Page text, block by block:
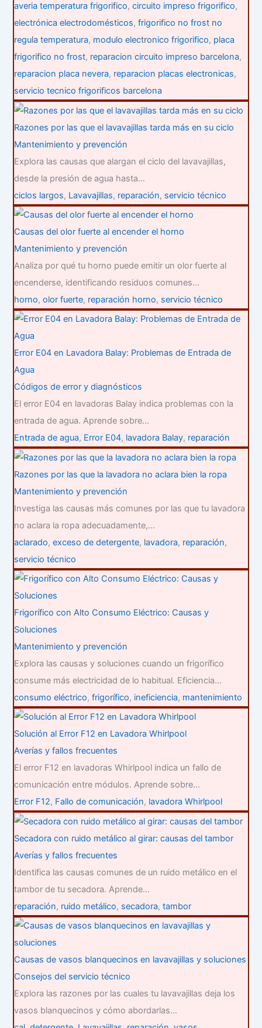
averia temperatura frigorifico,circuito impreso frigorifico,
electrónica electrodomésticos,frigorifico no frost no
regula temperatura, modulo electronico frigorifico, placa
frigorifico no frost, reparacion circuito impreso barcelona,
reparacion placa nevera, reparacion placas electronicas,
servicio tecnico frigorificos barcelona
Razones por las que el lavavajillas tarda más en su ciclo
Mantenimiento y prevención
Explora las causas que alargan el ciclo del lavavajillas,
desde la presión de agua hasta…
ciclos largos, Lavavajillas, reparación, servicio técnico
Causas del olor fuerte al encender el horno
Mantenimiento y prevención
Analiza por qué tu horno puede emitir un olor fuerte al
encenderse, identificando residuos comunes…
horno,olor fuerte, reparación horno, servicio técnico
Error E04 en Lavadora Balay: Problemas de Entrada de
Agua
Códigos de error y diagnósticos
El error E04 en lavadoras Balay indica problemas con la
entrada de agua. Aprende sobre…
Entrada de agua, Error E04, lavadora Balay, reparación
Razones por las que la lavadora no aclara bien la ropa
Mantenimiento y prevención
Investiga las causas más comunes por las que tu lavadora
no aclara la ropa adecuadamente,…
aclarado,exceso de detergente, lavadora, reparación,
servicio técnico
Frigorífico con Alto Consumo Eléctrico: Causas y
Soluciones
Mantenimiento y prevención
Explora las causas y soluciones cuando un frigorífico
consume más electricidad de lo habitual. Eficiencia…
consumo eléctrico,frigorífico, ineficiencia, mantenimiento
Solución al Error F12 en Lavadora Whirlpool
Averías y fallos frecuentes
El error F12 en lavadoras Whirlpool indica un fallo de
comunicación entre módulos. Aprende sobre…
Error F12, Fallo de comunicación, lavadora Whirlpool
Secadora con ruido metálico al girar: causas del tambor
Averías y fallos frecuentes
Identifica las causas comunes de un ruido metálico en el
tambor de tu secadora. Aprende…
reparación, ruido metálico, secadora,tambor
Causas de vasos blanquecinos en lavavajillas y soluciones
Consejos del servicio técnico
Explora las razones por las cuales tu lavavajillas deja los
vasos blanquecinos y cómo abordarlas…